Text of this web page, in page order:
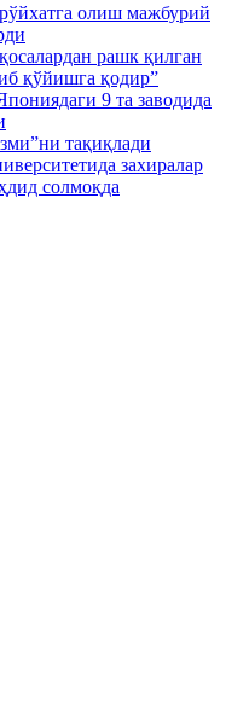
олиш мажбурий
рашк қилган
қўйишга қодир”
9 та заводида
тақиқлади
захиралар
солмоқда